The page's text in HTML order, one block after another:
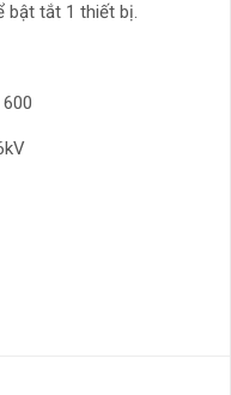
bật tắt 1 thiết bị.